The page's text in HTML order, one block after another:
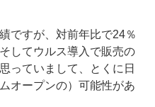
ですが、対前年比で24％
してウルス導入で販売の
っていまして、とくに日
オープンの）可能性があ